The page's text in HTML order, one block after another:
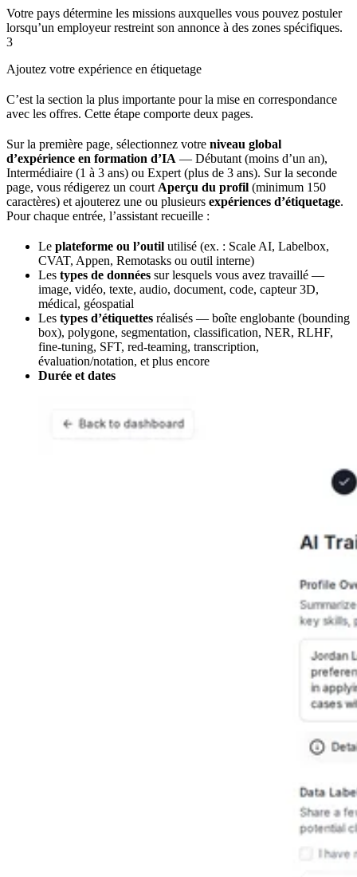
Votre pays détermine les missions auxquelles vous pouvez postuler
lorsqu’un employeur restreint son annonce à des zones spécifiques.
3
Ajoutez votre expérience en étiquetage
C’est la section la plus importante pour la mise en correspondance
avec les offres. Cette étape comporte deux pages.
Sur la première page, sélectionnez votre niveau global
d’expérience en formation d’IA — Débutant (moins d’un an),
Intermédiaire (1 à 3 ans) ou Expert (plus de 3 ans). Sur la seconde
page, vous rédigerez un court Aperçu du profil (minimum 150
caractères) et ajouterez une ou plusieurs expériences d’étiquetage.
Pour chaque entrée, l’assistant recueille :
Le plateforme ou l’outil utilisé (ex. : Scale AI, Labelbox,
CVAT, Appen, Remotasks ou outil interne)
Les types de données sur lesquels vous avez travaillé —
image, vidéo, texte, audio, document, code, capteur 3D,
médical, géospatial
Les types d’étiquettes réalisés — boîte englobante (bounding
box), polygone, segmentation, classification, NER, RLHF,
fine-tuning, SFT, red-teaming, transcription,
évaluation/notation, et plus encore
Durée et dates